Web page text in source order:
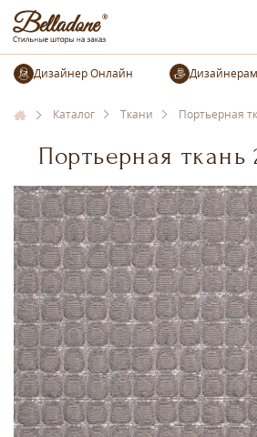
Каталог Ткани Портьерная
Портьерная ткань